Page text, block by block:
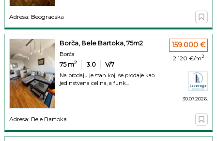
Adresa: Beogradska
Borča, Bele Bartoka, 75m2
Borča
75m2 3.0 V/7
Na prodaju je stan koji se prodaje kao
jedinstvena celina, a funk...
159.000 €
2.120 €/m2
30.07.2026.
Adresa: Bele Bartoka